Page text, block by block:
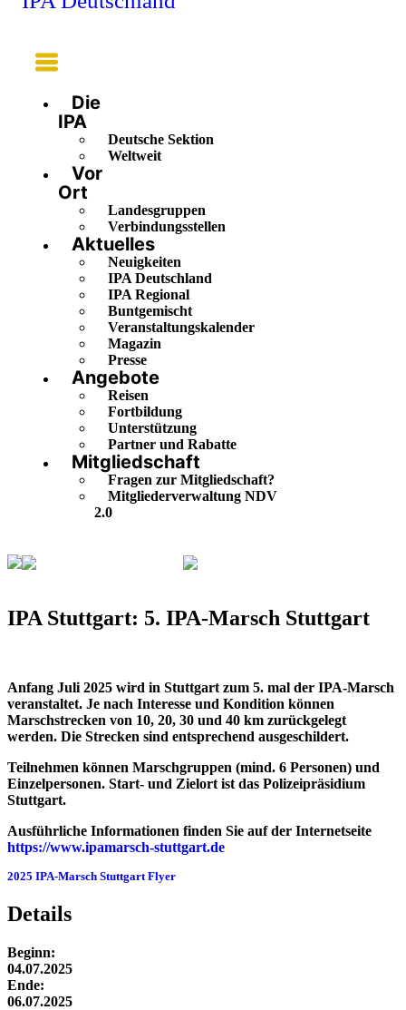
Main
Menu
Die
IPA
Deutsche Sektion
Weltweit
Vor
Ort
Landesgruppen
Verbindungsstellen
Aktuelles
Neuigkeiten
IPA Deutschland
IPA Regional
Buntgemischt
Veranstaltungskalender
Magazin
Presse
Angebote
Reisen
Fortbildung
Unterstützung
Partner und Rabatte
Mitgliedschaft
Fragen zur Mitgliedschaft?
Mitgliederverwaltung NDV
2.0
IPA Stuttgart: 5. IPA-Marsch Stuttgart
Anfang Juli 2025 wird in Stuttgart zum 5. mal der IPA-Marsch
veranstaltet. Je nach Interesse und Kondition können
Marschstrecken von 10, 20, 30 und 40 km zurückgelegt
werden. Die Strecken sind entsprechend ausgeschildert.
Teilnehmen können Marschgruppen (mind. 6 Personen) und
Einzelpersonen. Start- und Zielort ist das Polizeipräsidium
Stuttgart.
Ausführliche Informationen finden Sie auf der Internetseite
https://www.ipamarsch-stuttgart.de
2025 IPA-Marsch Stuttgart Flyer
Details
Beginn:
04.07.2025
Ende:
06.07.2025